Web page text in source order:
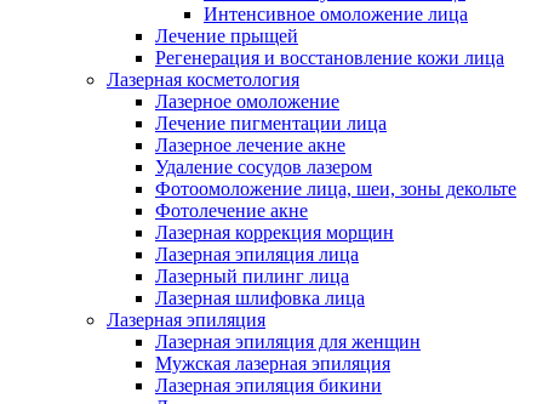
Интенсивное омоложение лица
Лечение прыщей
Регенерация и восстановление кожи лица
Лазерная косметология
Лазерное омоложение
Лечение пигментации лица
Лазерное лечение акне
Удаление сосудов лазером
Фотоомоложение лица, шеи, зоны декольте
Фотолечение акне
Лазерная коррекция морщин
Лазерная эпиляция лица
Лазерный пилинг лица
Лазерная шлифовка лица
Лазерная эпиляция
Лазерная эпиляция для женщин
Мужская лазерная эпиляция
Лазерная эпиляция бикини